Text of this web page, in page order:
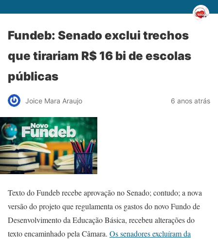
Fundeb: Senado exclui trechos
que tirariam R$ 16 bi de escolas
públicas
Joice Mara Araujo 6 anos atrás
Texto do Fundeb recebe aprovação no Senado; contudo; a nova
versão do projeto que regulamenta os gastos do novo Fundo de
Desenvolvimento da Educação Básica, recebeu alterações do
texto encaminhado pela Câmara. Os senadores excluíram da